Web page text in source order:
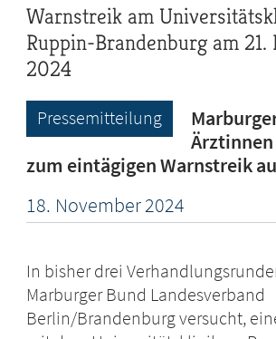
Warnstreik am
Ruppin-Brandenburg am 21.
2024
Pressemitteilung
zum eintägigen Warnstreik
18. November2024
In bisher drei
Marburger Bund Landesverband
Berlin/Brandenburg versucht,